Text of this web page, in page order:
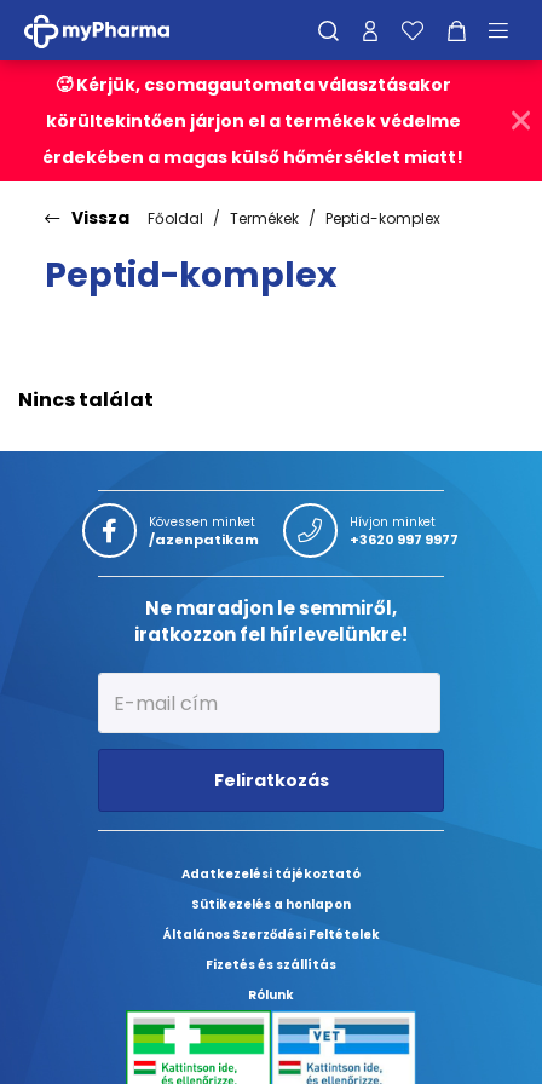
🥵 Kérjük, csomagautomata választásakor
körültekintően járjon el a termékek védelme
érdekében a magas külső hőmérséklet miatt!
Vissza Főoldal Termékek Peptid-komplex
Peptid-komplex
Nincs találat
Kövessen minket
/azenpatikam
Hívjon minket
+3620 997 9977
Ne maradjon le semmiről,
iratkozzon fel hírlevelünkre!
Feliratkozás
Adatkezelési tájékoztató
Sütikezelés a honlapon
Általános Szerződési Feltételek
Fizetés és szállítás
Rólunk